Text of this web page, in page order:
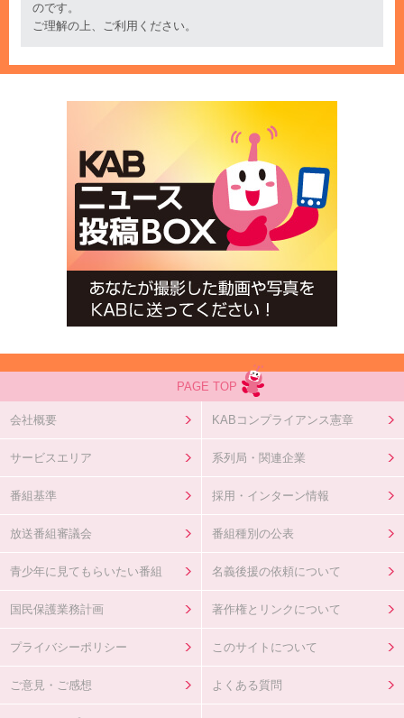
のです。
ご理解の上、ご利用ください。
PAGE TOP
会社概要 KABコンプライアンス憲章
サービスエリア 系列局・関連企業
番組基準 採用・インターン情報
放送番組審議会 番組種別の公表
青少年に見てもらいたい番組 名義後援の依頼について
国民保護業務計画 著作権とリンクについて
プライバシーポリシー このサイトについて
ご意見・ご感想 よくある質問